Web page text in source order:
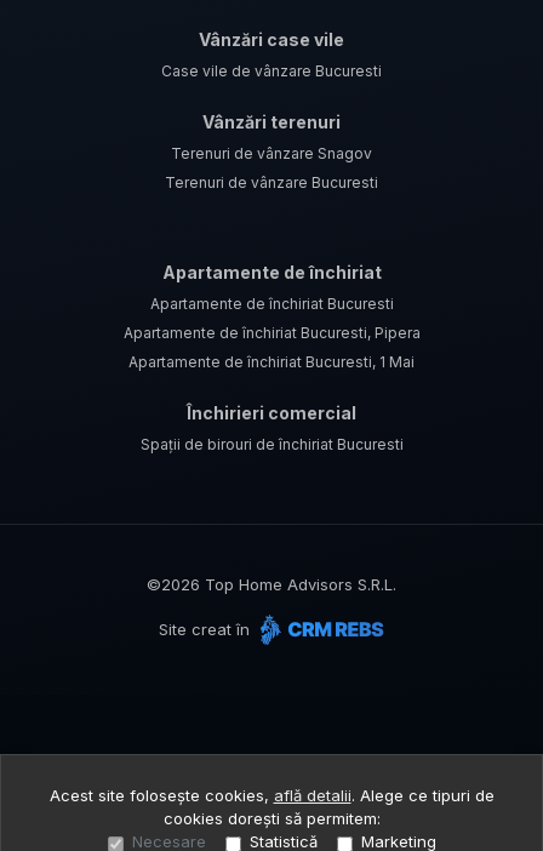
Vânzări case vile
Case vile de vânzare Bucuresti
Vânzări terenuri
Terenuri de vânzare Snagov
Terenuri de vânzare Bucuresti
Apartamente de închiriat
Apartamente de închiriat Bucuresti
Apartamente de închiriat Bucuresti, Pipera
Apartamente de închiriat Bucuresti, 1 Mai
Închirieri comercial
Spații de birouri de închiriat Bucuresti
©2026 Top Home Advisors S.R.L.
Site creat în
Acest site folosește cookies, află detalii. Alege ce tipuri de
cookies dorești să permitem:
Necesare
Statistică Marketing